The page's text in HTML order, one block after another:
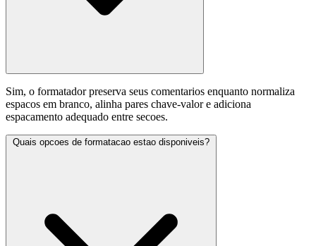
Sim, o formatador preserva seus comentarios enquanto normaliza
espacos em branco, alinha pares chave-valor e adiciona
espacamento adequado entre secoes.
Quais opcoes de formatacao estao disponiveis?